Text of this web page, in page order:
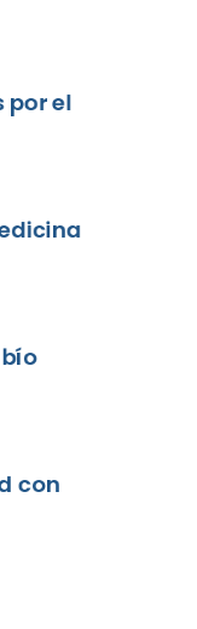
por el
con